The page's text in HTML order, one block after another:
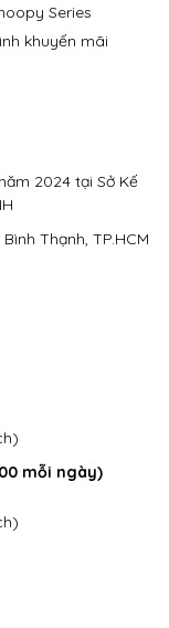
Series
khuyến mãi
2024 tại Sở Kế
Thạnh, TP.HCM
mỗi ngày)